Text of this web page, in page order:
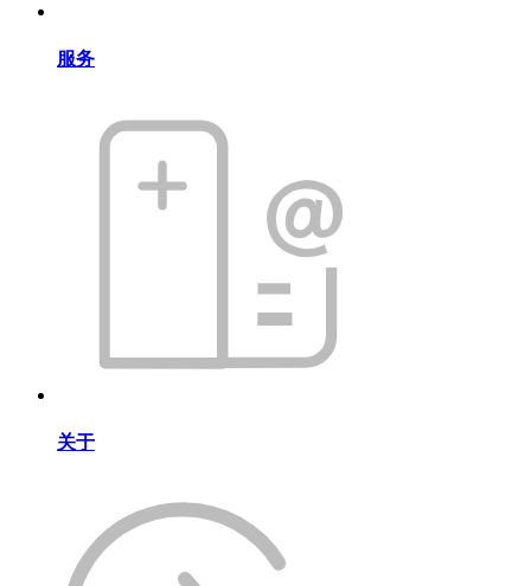
服务
关于